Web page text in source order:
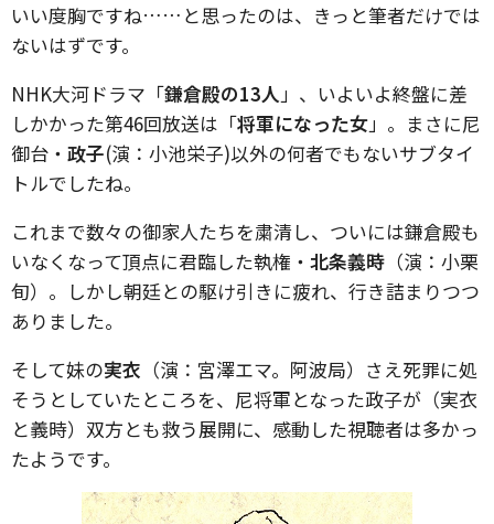
いい度胸ですね……と思ったのは、きっと筆者だけでは
ないはずです。
NHK大河ドラマ「鎌倉殿の13人」、いよいよ終盤に差
しかかった第46回放送は「将軍になった女」。まさに尼
御台・ 政子(演：小池栄子)以外の何者でもないサブタイ
トルでしたね。
これまで数々の御家人たちを粛清し、ついには鎌倉殿も
いなくなって頂点に君臨した執権・ 北条義時 （演：小栗
旬）。しかし朝廷との駆け引きに疲れ、行き詰まりつつ
ありました。
そして妹の実衣 （演：宮澤エマ。阿波局）さえ死罪に処
そうとしていたところを、尼将軍となった政子が（実衣
と義時）双方とも救う展開に、感動した視聴者は多かっ
たようです。